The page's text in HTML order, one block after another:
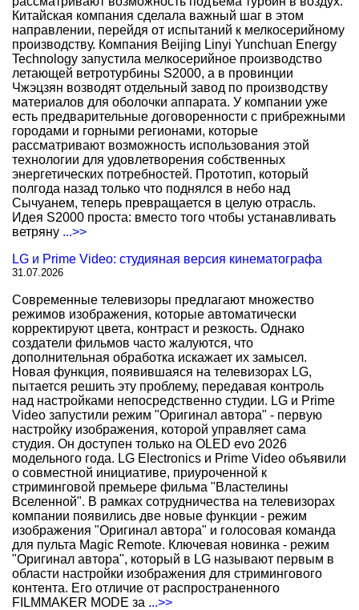
Китайская компания сделала важный шаг в этом
направлении, перейдя от испытаний к мелкосерийному
производству. Компания Beijing Linyi Yunchuan Energy
Technology запустила мелкосерийное производство
летающей ветротурбины S2000, а в провинции
Чжэцзян возводят отдельный завод по производству
материалов для оболочки аппарата. У компании уже
есть предварительные договоренности с прибрежными
городами и горными регионами, которые
рассматривают возможность использования этой
технологии для удовлетворения собственных
энергетических потребностей. Прототип, который
полгода назад только что поднялся в небо над
Сычуанем, теперь превращается в целую отрасль.
Идея S2000 проста: вместо того чтобы устанавливать
ветряну ...>>
LG и Prime Video: студияная версия кинематографа
31.07.2026
Современные телевизоры предлагают множество
режимов изображения, которые автоматически
корректируют цвета, контраст и резкость. Однако
создатели фильмов часто жалуются, что
дополнительная обработка искажает их замысел.
Новая функция, появившаяся на телевизорах LG,
пытается решить эту проблему, передавая контроль
над настройками непосредственно студии. LG и Prime
Video запустили режим "Оригинал автора" - первую
настройку изображения, которой управляет сама
студия. Он доступен только на OLED evo 2026
модельного года. LG Electronics и Prime Video объявили
о совместной инициативе, приуроченной к
стриминговой премьере фильма "Властелины
Вселенной". В рамках сотрудничества на телевизорах
компании появились две новые функции - режим
изображения "Оригинал автора" и голосовая команда
для пульта Magic Remote. Ключевая новинка - режим
"Оригинал автора", который в LG называют первым в
области настройки изображения для стримингового
контента. Его отличие от распространенного
FILMMAKER MODE за ...>>